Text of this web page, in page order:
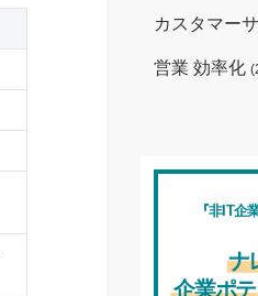
カスタマー
営業 効率化